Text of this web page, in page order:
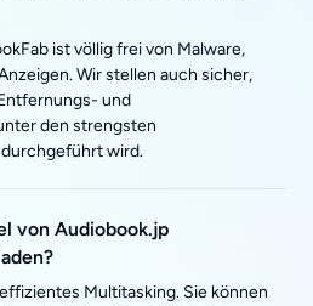
ist völlig frei von Malware,
Wir stellen auch sicher,
und
den strengsten
wird.
von Audiobook.jp
Multitasking. Sie können